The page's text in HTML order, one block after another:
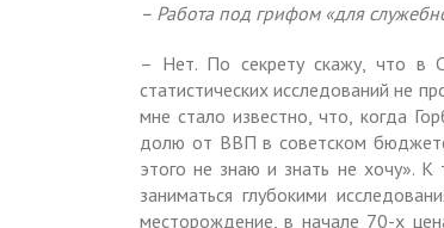
– Работа под грифом «для
– Нет. По секрету скажу, что в
статистических исследований не
мне стало известно, что, когда
долю от ВВП в советском
этого не знаю и знать не хочу».
заниматься глубокими
месторождение, в начале 70-х